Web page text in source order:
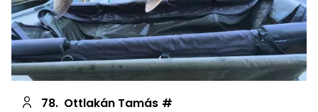
78. Ottlakán Tamás